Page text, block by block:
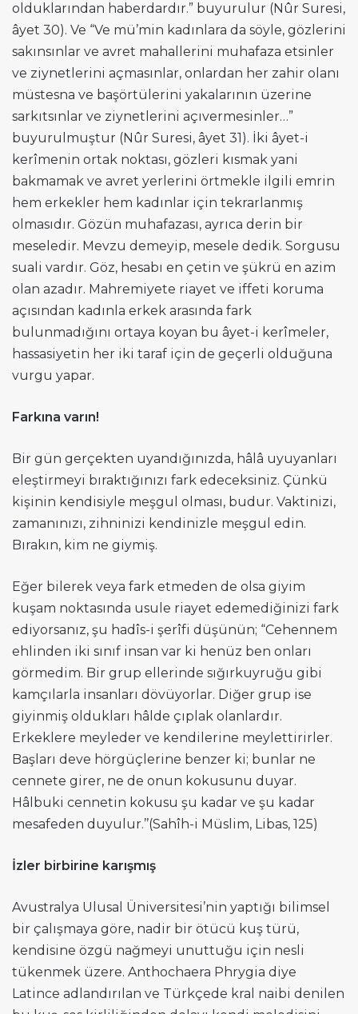
olduklarından haberdardır.” buyurulur (Nûr Suresi,
âyet 30). Ve “Ve mü’min kadınlara da söyle, gözlerini
sakınsınlar ve avret mahallerini muhafaza etsinler
ve ziynetlerini açmasınlar, onlardan her zahir olanı
müstesna ve başörtülerini yakalarının üzerine
sarkıtsınlar ve ziynetlerini açıvermesinler…”
buyurulmuştur (Nûr Suresi, âyet 31). İki âyet-i
kerîmenin ortak noktası, gözleri kısmak yani
bakmamak ve avret yerlerini örtmekle ilgili emrin
hem erkekler hem kadınlar için tekrarlanmış
olmasıdır. Gözün muhafazası, ayrıca derin bir
meseledir. Mevzu demeyip, mesele dedik. Sorgusu
suali vardır. Göz, hesabı en çetin ve şükrü en azim
olan azadır. Mahremiyete riayet ve iffeti koruma
açısından kadınla erkek arasında fark
bulunmadığını ortaya koyan bu âyet-i kerîmeler,
hassasiyetin her iki taraf için de geçerli olduğuna
vurgu yapar.
Farkına varın!
Bir gün gerçekten uyandığınızda, hâlâ uyuyanları
eleştirmeyi bıraktığınızı fark edeceksiniz. Çünkü
kişinin kendisiyle meşgul olması, budur. Vaktinizi,
zamanınızı, zihninizi kendinizle meşgul edin.
Bırakın, kim ne giymiş.
Eğer bilerek veya fark etmeden de olsa giyim
kuşam noktasında usule riayet edemediğinizi fark
ediyorsanız, şu hadîs-i şerîfi düşünün; “Cehennem
ehlinden iki sınıf insan var ki henüz ben onları
görmedim. Bir grup ellerinde sığırkuyruğu gibi
kamçılarla insanları dövüyorlar. Diğer grup ise
giyinmiş oldukları hâlde çıplak olanlardır.
Erkeklere meyleder ve kendilerine meylettirirler.
Başları deve hörgüçlerine benzer ki; bunlar ne
cennete girer, ne de onun kokusunu duyar.
Hâlbuki cennetin kokusu şu kadar ve şu kadar
mesafeden duyulur.’’(Sahîh-i Müslim, Libas, 125)
İzler birbirine karışmış
Avustralya Ulusal Üniversitesi’nin yaptığı bilimsel
bir çalışmaya göre, nadir bir ötücü kuş türü,
kendisine özgü nağmeyi unuttuğu için nesli
tükenmek üzere. Anthochaera Phrygia diye
Latince adlandırılan ve Türkçede kral naibi denilen